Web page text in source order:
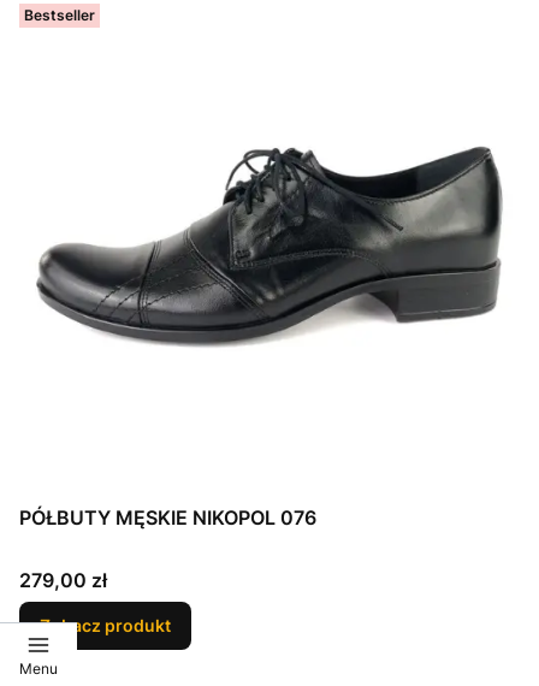
Bestseller
PÓŁBUTY MĘSKIE NIKOPOL 076
Cena
279,00 zł
Zobacz produkt
Menu